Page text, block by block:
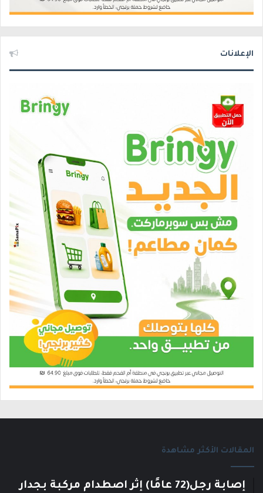
الإعلانات
المقالات الأكثر مشاهدة
إصابة رجل(72 عامًا) إثر اصطدام مركبة بجدار